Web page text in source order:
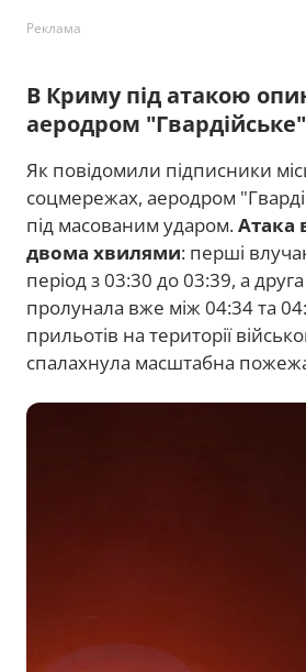
Реклама
В Криму під атакою
аеродром "Гвардійське"
Як повідомили підписники
соцмережах, аеродром
під масованим ударом.Атака
двома хвилями: перші
період з 03:30 до 03:39, а друга
пролунала вже між 04:34 та
прильотів на території
спалахнула масштабна